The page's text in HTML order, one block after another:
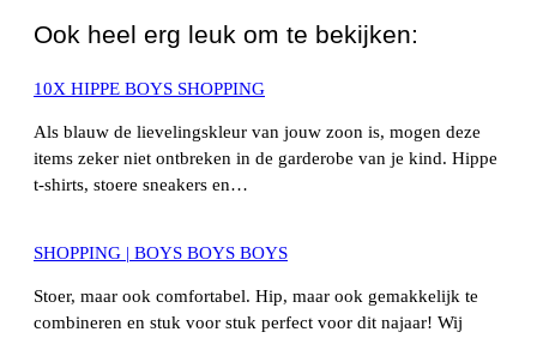
Ook heel erg leuk om te bekijken:
10X HIPPE BOYS SHOPPING
Als blauw de lievelingskleur van jouw zoon is, mogen deze
items zeker niet ontbreken in de garderobe van je kind. Hippe
t-shirts, stoere sneakers en…
SHOPPING | BOYS BOYS BOYS
Stoer, maar ook comfortabel. Hip, maar ook gemakkelijk te
combineren en stuk voor stuk perfect voor dit najaar! Wij